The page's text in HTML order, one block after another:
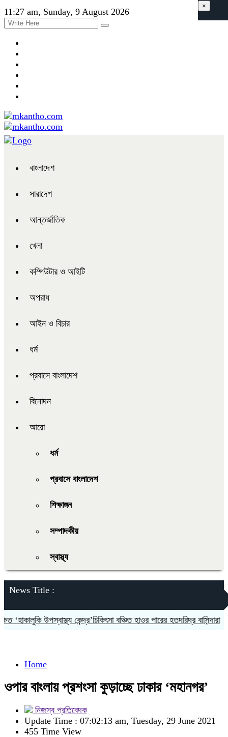
11:27 am, Sunday, 9 August 2026
বাংলাদেশ
সারাদেশ
আন্তর্জাতিক
খেলা
কম্পিউটার ও আইটি
অপরাধ
আইন ও বিচার
ধর্ম
প্রবাসে বাংলাদেশ
বিনোদন
আরো
ধর্ম
প্রবাসে বাংলাদেশ
শিক্ষাঙ্গন
সম্পাদকীয়
স্বাস্থ্য
News Title :
উপস্বাস্থ্য কেন্দ্র’চিকিৎসা বঞ্চিত হাওর পারের হতদরিদ্র বাসিন্দারা
×
Home
ওপার বাংলায় প্রশংসা কুড়াচ্ছে ঢাকার ‘মহানগর’
নিজস্ব প্রতিবেদক
Update Time : 07:02:13 am, Tuesday, 29 June 2021
455 Time View